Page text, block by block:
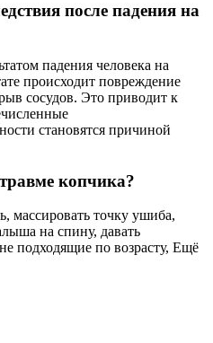
после падения на
падения человека на
происходит повреждение
сосудов. Это приводит к
становятся причиной
копчика?
массировать точку ушиба,
на спину, давать
подходящие по возрасту, Ещё